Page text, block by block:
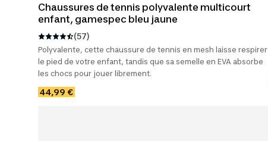
Chaussures de tennis polyvalente multicourt
enfant, gamespec bleu jaune
(57)
Polyvalente, cette chaussure de tennis en mesh laisse respirer
le pied de votre enfant, tandis que sa semelle en EVA absorbe
les chocs pour jouer librement.
44,99 €